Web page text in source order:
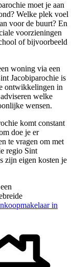
moet je aan
Welke plek voel
voor de buurt? En
voorzieningen
of bijvoorbeeld
woning via een
Jacobiparochie is
ontwikkelingen in
welke
wensen.
komt constant
doe je er
te vragen om met
regio Sint
zijn eigen kosten je
in